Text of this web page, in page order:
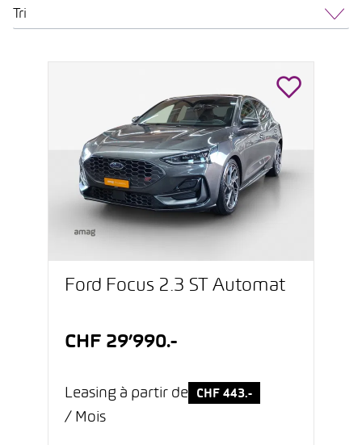
Tri
Ford Focus 2.3 ST Automat
CHF 29’990.-
Leasing à partir de CHF 443.-
/ Mois